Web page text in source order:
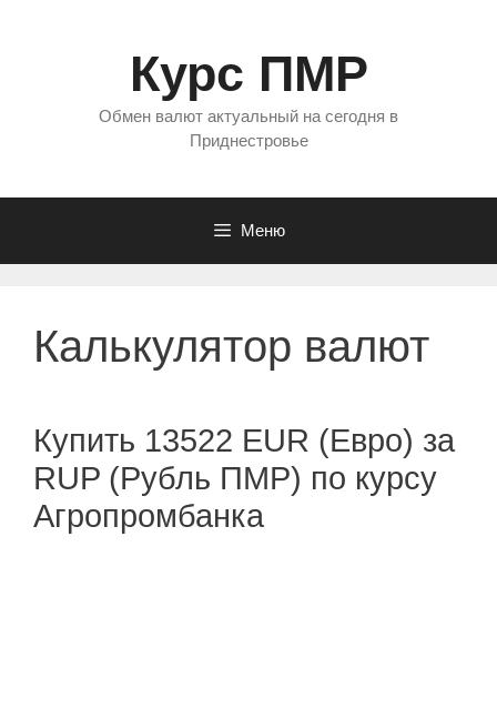
Курс ПМР
Обмен валют актуальный на сегодня в
Приднестровье
Меню
Калькулятор валют
Купить 13522 EUR (Евро) за
RUP (Рубль ПМР) по курсу
Агропромбанка